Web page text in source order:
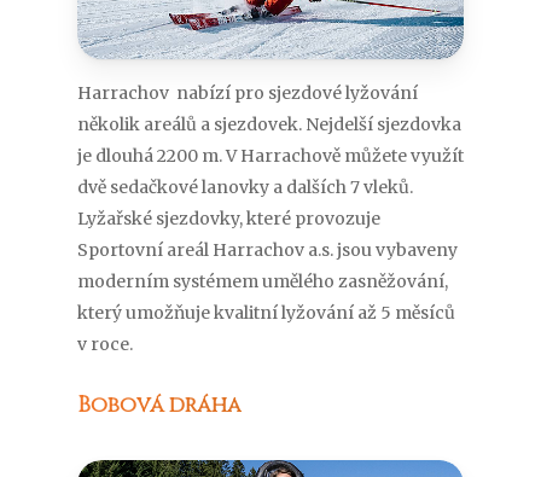
Harrachov nabízí pro sjezdové lyžování
několik areálů a sjezdovek. Nejdelší sjezdovka
je dlouhá 2200 m. V Harrachově můžete využít
dvě sedačkové lanovky a dalších 7 vleků.
Lyžařské sjezdovky, které provozuje
Sportovní areál Harrachov a.s. jsou vybaveny
moderním systémem umělého zasněžování,
který umožňuje kvalitní lyžování až 5 měsíců
v roce.
Bobová dráha